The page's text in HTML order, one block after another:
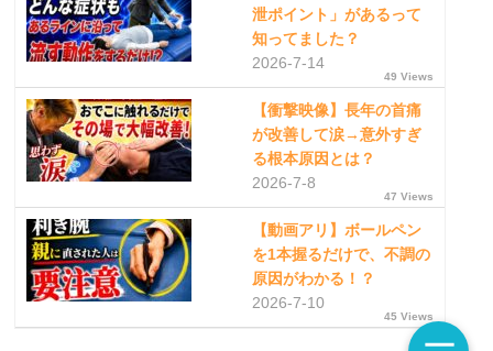
泄ポイント」があるって
知ってました？
2026-7-14
49 Views
【衝撃映像】長年の首痛
が改善して涙→意外すぎ
る根本原因とは？
2026-7-8
47 Views
【動画アリ】ボールペン
を1本握るだけで、不調の
原因がわかる！？
2026-7-10
45 Views